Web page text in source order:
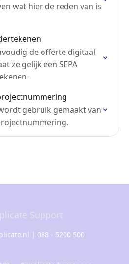
wat hier de reden van is
de offerte digitaal
ze gelijk een SEPA
gebruik gemaakt van
| 088 - 5200 500